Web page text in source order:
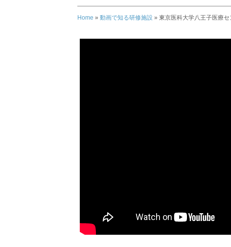
Home » 動画で知る研修施設 » 東京医科大学八王子医療